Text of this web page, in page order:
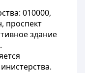
010000,
проспект
здание